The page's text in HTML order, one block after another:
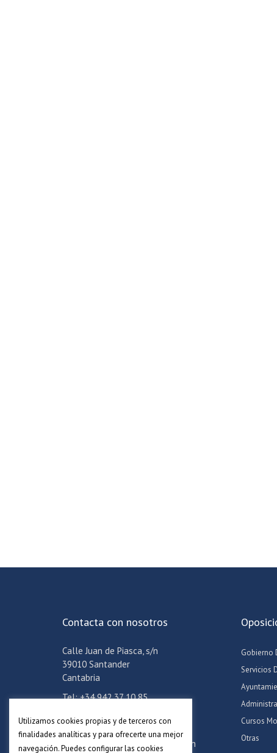
Contacta con nosotros
Calle Juan de Piasca, s/n
39010 Santander
Cantabria
Tel: +34 942 37 10 85
Email:info@academiaadoc.es
Horario oficina: Lun-Jue de 16-19h
Gobierno
Servicios
Cursos
Otras
Utilizamos cookies propias y de terceros con
finalidades analíticas y para ofrecerte una mejor
navegación. Puedes configurar las cookies